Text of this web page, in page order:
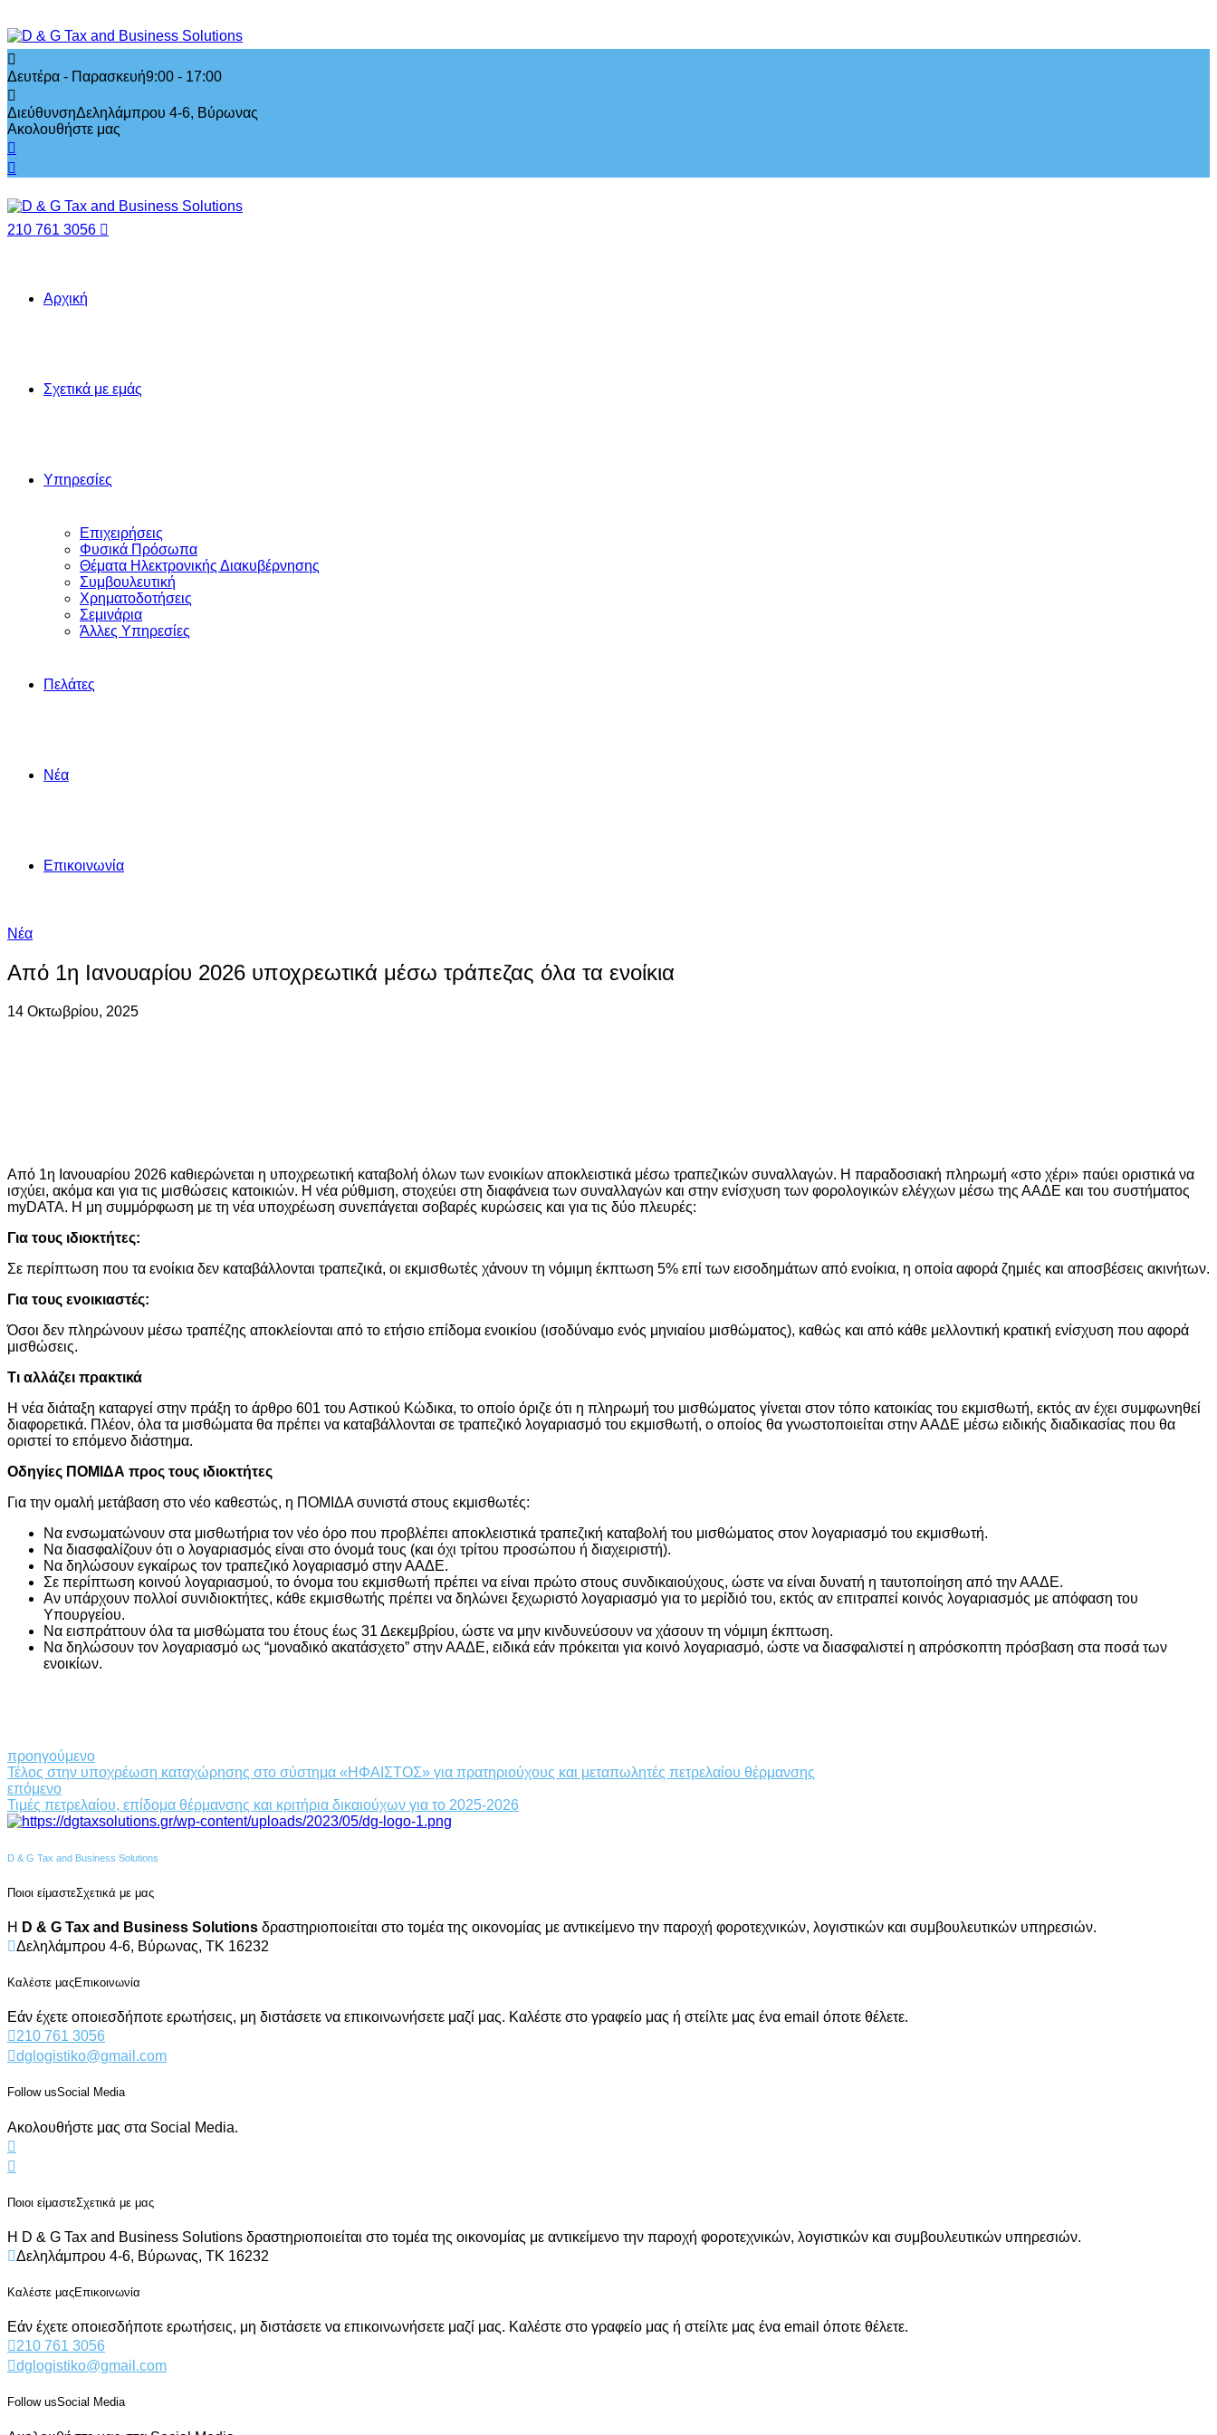
Δευτέρα - Παρασκευή9:00 - 17:00
ΔιεύθυνσηΔεληλάμπρου 4-6, Βύρωνας
Ακολουθήστε μας
210 761 3056
Αρχική
Σχετικά με εμάς
Υπηρεσίες
Επιχειρήσεις
Φυσικά Πρόσωπα
Θέματα Ηλεκτρονικής Διακυβέρνησης
Συμβουλευτική
Χρηματοδοτήσεις
Σεμινάρια
Άλλες Yπηρεσίες
Πελάτες
Νέα
Επικοινωνία
Νέα
Από 1η Ιανουαρίου 2026 υποχρεωτικά μέσω τράπεζας όλα τα ενοίκια
14 Οκτωβρίου, 2025
Από 1η Ιανουαρίου 2026 καθιερώνεται η υποχρεωτική καταβολή όλων των ενοικίων αποκλειστικά μέσω τραπεζικών συναλλαγών. Η παραδοσιακή πληρωμή «στο χέρι» παύει οριστικά να
ισχύει, ακόμα και για τις μισθώσεις κατοικιών. Η νέα ρύθμιση, στοχεύει στη διαφάνεια των συναλλαγών και στην ενίσχυση των φορολογικών ελέγχων μέσω της ΑΑΔΕ και του συστήματος
myDATA. Η μη συμμόρφωση με τη νέα υποχρέωση συνεπάγεται σοβαρές κυρώσεις και για τις δύο πλευρές:
Για τους ιδιοκτήτες:
Σε περίπτωση που τα ενοίκια δεν καταβάλλονται τραπεζικά, οι εκμισθωτές χάνουν τη νόμιμη έκπτωση 5% επί των εισοδημάτων από ενοίκια, η οποία αφορά ζημιές και αποσβέσεις ακινήτων.
Για τους ενοικιαστές:
Όσοι δεν πληρώνουν μέσω τραπέζης αποκλείονται από το ετήσιο επίδομα ενοικίου (ισοδύναμο ενός μηνιαίου μισθώματος), καθώς και από κάθε μελλοντική κρατική ενίσχυση που αφορά
μισθώσεις.
Τι αλλάζει πρακτικά
Η νέα διάταξη καταργεί στην πράξη το άρθρο 601 του Αστικού Κώδικα, το οποίο όριζε ότι η πληρωμή του μισθώματος γίνεται στον τόπο κατοικίας του εκμισθωτή, εκτός αν έχει συμφωνηθεί
διαφορετικά. Πλέον, όλα τα μισθώματα θα πρέπει να καταβάλλονται σε τραπεζικό λογαριασμό του εκμισθωτή, ο οποίος θα γνωστοποιείται στην ΑΑΔΕ μέσω ειδικής διαδικασίας που θα
οριστεί το επόμενο διάστημα.
Οδηγίες ΠΟΜΙΔΑ προς τους ιδιοκτήτες
Για την ομαλή μετάβαση στο νέο καθεστώς, η ΠΟΜΙΔΑ συνιστά στους εκμισθωτές:
Να ενσωματώνουν στα μισθωτήρια τον νέο όρο που προβλέπει αποκλειστικά τραπεζική καταβολή του μισθώματος στον λογαριασμό του εκμισθωτή.
Να διασφαλίζουν ότι ο λογαριασμός είναι στο όνομά τους (και όχι τρίτου προσώπου ή διαχειριστή).
Να δηλώσουν εγκαίρως τον τραπεζικό λογαριασμό στην ΑΑΔΕ.
Σε περίπτωση κοινού λογαριασμού, το όνομα του εκμισθωτή πρέπει να είναι πρώτο στους συνδικαιούχους, ώστε να είναι δυνατή η ταυτοποίηση από την ΑΑΔΕ.
Αν υπάρχουν πολλοί συνιδιοκτήτες, κάθε εκμισθωτής πρέπει να δηλώνει ξεχωριστό λογαριασμό για το μερίδιό του, εκτός αν επιτραπεί κοινός λογαριασμός με απόφαση του
Υπουργείου.
Να εισπράττουν όλα τα μισθώματα του έτους έως 31 Δεκεμβρίου, ώστε να μην κινδυνεύσουν να χάσουν τη νόμιμη έκπτωση.
Να δηλώσουν τον λογαριασμό ως “μοναδικό ακατάσχετο” στην ΑΑΔΕ, ειδικά εάν πρόκειται για κοινό λογαριασμό, ώστε να διασφαλιστεί η απρόσκοπτη πρόσβαση στα ποσά των
ενοικίων.
προηγούμενο
Τέλος στην υποχρέωση καταχώρησης στο σύστημα «ΗΦΑΙΣΤΟΣ» για πρατηριούχους και μεταπωλητές πετρελαίου θέρμανσης
επόμενο
Τιμές πετρελαίου, επίδομα θέρμανσης και κριτήρια δικαιούχων για το 2025-2026
D & G Tax and Business Solutions
Ποιοι είμαστεΣχετικά με μας
Η D & G Tax and Business Solutions δραστηριοποιείται στο τομέα της οικονομίας με αντικείμενο την παροχή φοροτεχνικών, λογιστικών και συμβουλευτικών υπηρεσιών.
Δεληλάμπρου 4-6, Βύρωνας, ΤΚ 16232
Καλέστε μαςΕπικοινωνία
Εάν έχετε οποιεσδήποτε ερωτήσεις, μη διστάσετε να επικοινωνήσετε μαζί μας. Καλέστε στο γραφείο μας ή στείλτε μας ένα email όποτε θέλετε.
210 761 3056
dglogistiko@gmail.com
Follow usSocial Media
Ακολουθήστε μας στα Social Media.
Ποιοι είμαστεΣχετικά με μας
Η D & G Tax and Business Solutions δραστηριοποιείται στο τομέα της οικονομίας με αντικείμενο την παροχή φοροτεχνικών, λογιστικών και συμβουλευτικών υπηρεσιών.
Δεληλάμπρου 4-6, Βύρωνας, ΤΚ 16232
Καλέστε μαςΕπικοινωνία
Εάν έχετε οποιεσδήποτε ερωτήσεις, μη διστάσετε να επικοινωνήσετε μαζί μας. Καλέστε στο γραφείο μας ή στείλτε μας ένα email όποτε θέλετε.
210 761 3056
dglogistiko@gmail.com
Follow usSocial Media